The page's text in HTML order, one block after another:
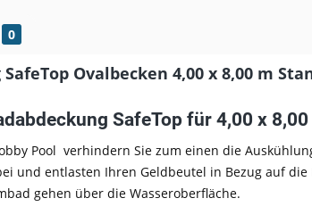
0
Ovalbecken 4,00 x 8,00 m
SafeTop für 4,00 x
Pool verhindern Sie zum einen die
und entlasten Ihren Geldbeutel in Bezug auf die
gehen über die Wasseroberfläche.